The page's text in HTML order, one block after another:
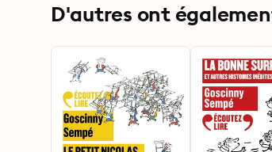
D'autres ont